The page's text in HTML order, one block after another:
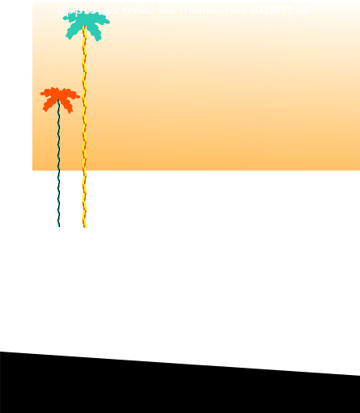
apprenez avec les meilleur.es expert.es